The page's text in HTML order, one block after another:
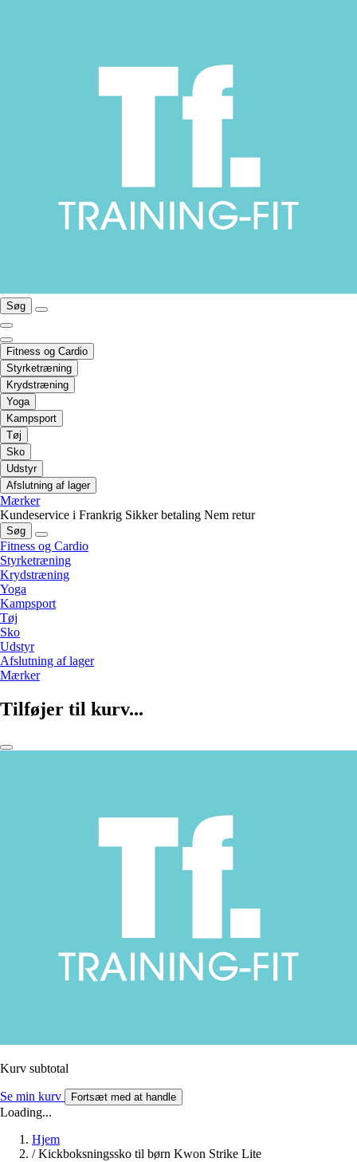
Søg
Fitness og Cardio
Styrketræning
Krydstræning
Yoga
Kampsport
Tøj
Sko
Udstyr
Afslutning af lager
Mærker
Kundeservice i Frankrig Sikker betaling Nem retur
Søg
Fitness og Cardio
Styrketræning
Krydstræning
Yoga
Kampsport
Tøj
Sko
Udstyr
Afslutning af lager
Mærker
Tilføjer til kurv...
Kurv subtotal
Se min kurv Fortsæt med at handle
Loading...
Hjem
/ Kickboksningssko til børn Kwon Strike Lite